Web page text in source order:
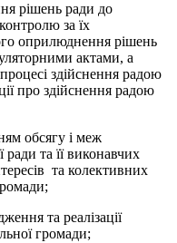
рішень ради до
за їх
оприлюднення рішень
актами, а
здійснення радою
про здійснення радою
обсягу і меж
та її виконавчих
та колективних
та реалізації
громади;